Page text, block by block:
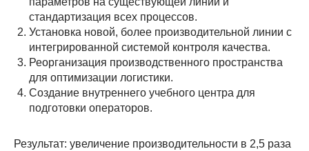
стандартизация всех процессов.
Установка новой, более производительной линии с
интегрированной системой контроля качества.
Реорганизация производственного пространства
для оптимизации логистики.
Создание внутреннего учебного центра для
подготовки операторов.
Результат: увеличение производительности в 2,5 раза